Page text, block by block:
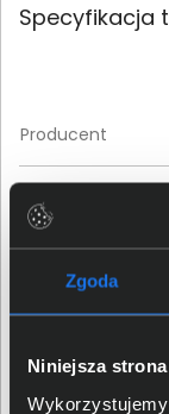
Zgoda
Niniejsza
Specyfikacja
Producent
Wydajność tuszu